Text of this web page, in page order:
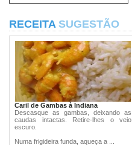
RECEITA SUGESTÃO
Caril de Gambas à Indiana
Descasque as gambas, deixando as
caudas intactas. Retire-lhes o veio
escuro.
Numa frigideira funda, aqueça a ...